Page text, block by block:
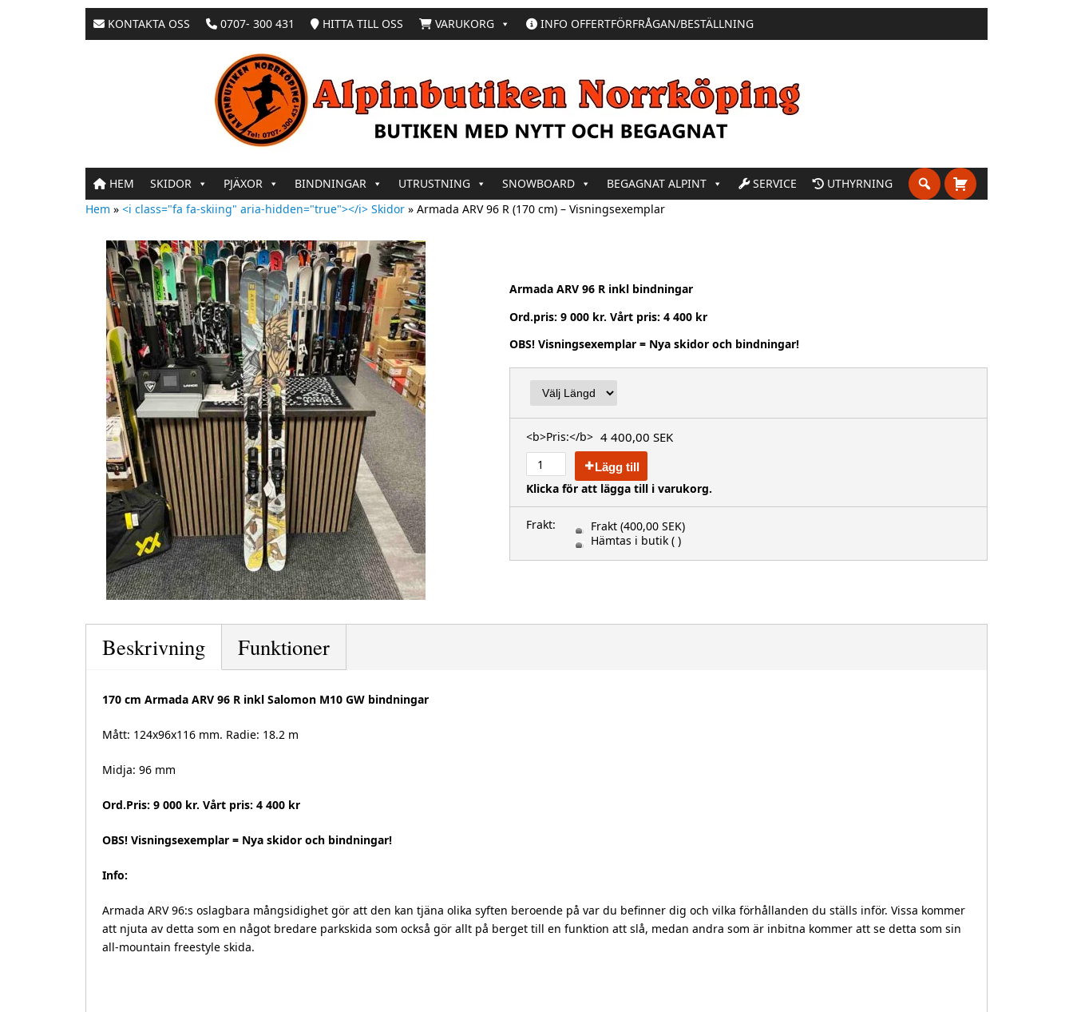
KONTAKTA OSS 0707- 300 431 HITTA TILL OSS VARUKORG INFO OFFERTFÖRFRÅGAN/BESTÄLLNING
HEM SKIDOR PJÄXOR BINDNINGAR UTRUSTNING SNOWBOARD BEGAGNAT ALPINT SERVICE
UTHYRNING
Hem » <i class="fa fa-skiing" aria-hidden="true"></i> Skidor » Armada ARV 96 R (170 cm) – Visningsexemplar
Armada ARV 96 R inkl bindningar
Ord.pris: 9 000 kr. Vårt pris: 4 400 kr
OBS! Visningsexemplar = Nya skidor och bindningar!
<b>Pris:</b> 4 400,00 SEK
Lägg till
Klicka för att lägga till i varukorg.
Frakt: Frakt (400,00 SEK)
Hämtas i butik ( )
Beskrivning Funktioner
170 cm Armada ARV 96 R inkl Salomon M10 GW bindningar
Mått: 124x96x116 mm. Radie: 18.2 m
Midja: 96 mm
Ord.Pris: 9 000 kr. Vårt pris: 4 400 kr
OBS! Visningsexemplar = Nya skidor och bindningar!
Info:
Armada ARV 96:s oslagbara mångsidighet gör att den kan tjäna olika syften beroende på var du befinner dig och vilka förhållanden du ställs inför. Vissa kommer
att njuta av detta som en något bredare parkskida som också gör allt på berget till en funktion att slå, medan andra som är inbitna kommer att se detta som sin
all-mountain freestyle skida.